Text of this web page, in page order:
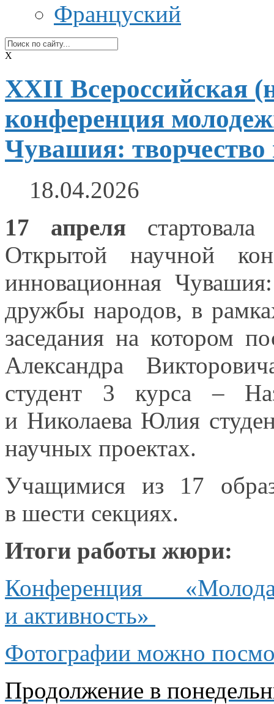
Француский
X
XXII Всероссийская
конференция
Чувашия: творчество
18.04.2026
17 апреля
Открытой научной
инновационная
дружбы народов, в
заседания на котором
Александра
студент 3 курса –
и Николаева Юлия
научных проектах.
Учащимися из 17
в шести секциях.
Итоги работы жюри:
Конференция
и активность»
Фотографии можно
Продолжение в